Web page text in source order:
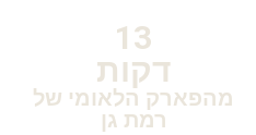
13
דקות
מהפארק הלאומי של
רמת גן